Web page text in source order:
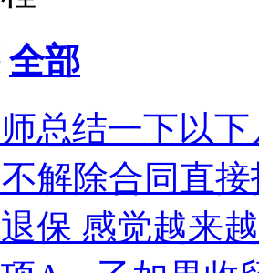
全部
总结一下以
解除合同直
保 感觉越来